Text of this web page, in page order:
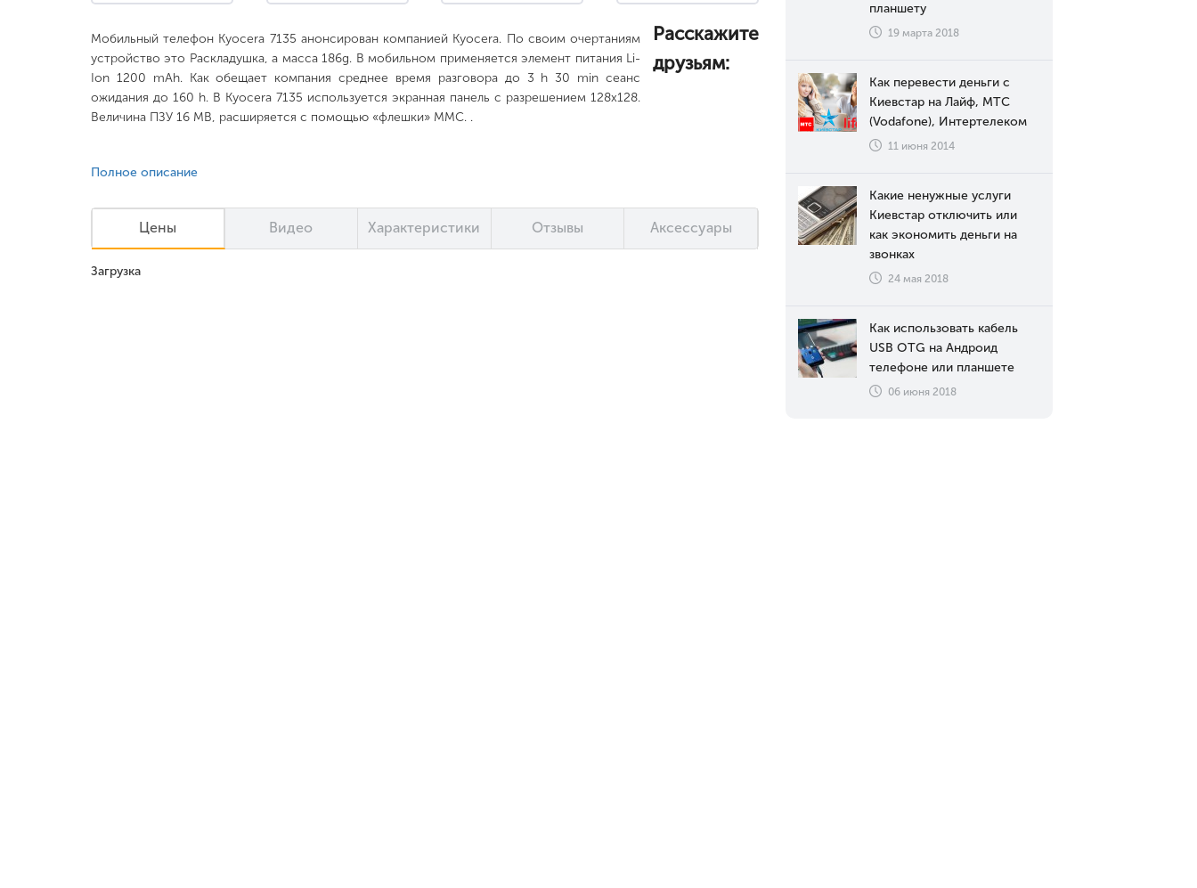
Мобильный телефон Kyocera 7135 анонсирован компанией Kyocera. По своим очертаниям
устройство это Раскладушка, а масса 186g. В мобильном применяется элемент питания Li-
Ion 1200 mAh. Как обещает компания среднее время разговора до 3 h 30 min сеанс
ожидания до 160 h. В Kyocera 7135 используется экранная панель с разрешением 128x128.
Величина ПЗУ 16 MB, расширяется с помощью «флешки» MMC. .
Полное описание
Расскажите
друзьям:
Цены Видео Характеристики Отзывы Аксессуары
Загрузка
планшету
19 марта 2018
Как перевести деньги с
Киевстар на Лайф, МТС
(Vodafone), Интертелеком
11 июня 2014
Какие ненужные услуги
Киевстар отключить или
как экономить деньги на
звонках
24 мая 2018
Как использовать кабель
USB OTG на Андроид
телефоне или планшете
06 июня 2018